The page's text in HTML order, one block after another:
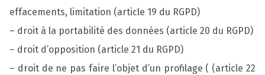
effacements, limitation (article 19 du RGPD)
– droit à la portabilité des données (article 20 du RGPD)
– droit d’opposition (article 21 du RGPD)
– droit de ne pas faire l’objet d’un profilage ( (article 22